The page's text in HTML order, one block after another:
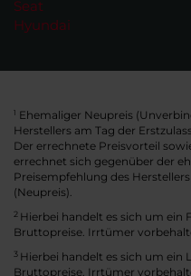
Seat
Hyundai
1 Ehemaliger Neupreis
Herstellers am Tag der
Der errechnete Preisvorteil
errechnet sich gegenüber der
Preisempfehlung des
(Neupreis).
2 Hierbei handelt es sich um ein
Bruttopreise. Irrtümer
3 Hierbei handelt es sich um ein
Bruttopreise. Irrtümer